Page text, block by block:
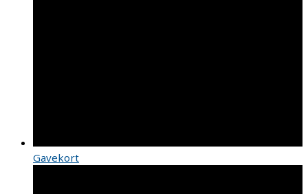
Gavekort